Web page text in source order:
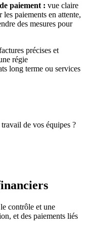
paiement : vue claire
paiements en attente,
des mesures pour
précises et
régie
long terme ou services
de vos équipes ?
contrôle et une
et des paiements liés